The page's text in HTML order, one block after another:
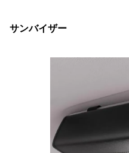
サンバイザー